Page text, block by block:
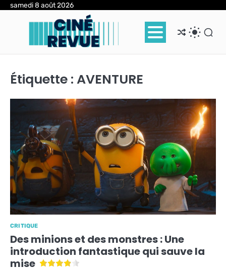
Skipsamedi 8 août 2026
Étiquette :AVENTURE
CRITIQUE
Des minions et des monstres : Une
introduction fantastique qui sauve la
mise